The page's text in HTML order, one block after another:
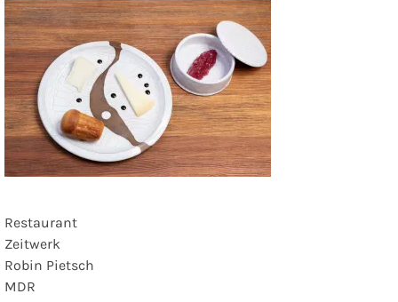
Restaurant
Zeitwerk
Robin Pietsch
MDR